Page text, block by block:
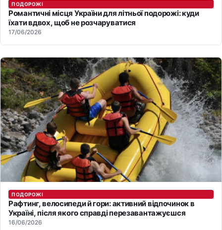
ПОДОРОЖІ
Романтичні місця України для літньої подорожі: куди
їхати вдвох, щоб не розчаруватися
17/06/2026
ПОДОРОЖІ
Рафтинг, велосипеди й гори: активний відпочинок в
Україні, після якого справді перезавантажуєшся
16/06/2026